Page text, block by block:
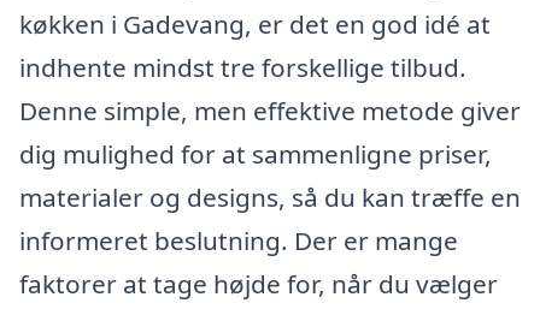
køkken i Gadevang, er det en god idé at
indhente mindst tre forskellige tilbud.
Denne simple, men effektive metode giver
dig mulighed for at sammenligne priser,
materialer og designs, så du kan træffe en
informeret beslutning. Der er mange
faktorer at tage højde for, når du vælger